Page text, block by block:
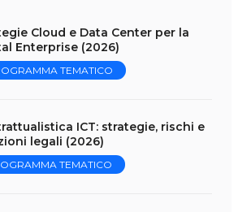
Cloud e Data Center per la
Enterprise (2026)
TEMATICO
ICT: strategie, rischi e
legali (2026)
TEMATICO